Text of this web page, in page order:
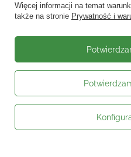
Moje
Więcej informacji na temat
także na stronie Prywatność i